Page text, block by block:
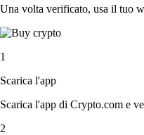
Una volta verificato, usa il tuo
1
Scarica l'app
Scarica l'app di Crypto.com e
2